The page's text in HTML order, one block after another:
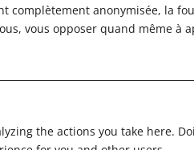
complètement anonymisée, la
vous opposer quand même à
the actions you take here.